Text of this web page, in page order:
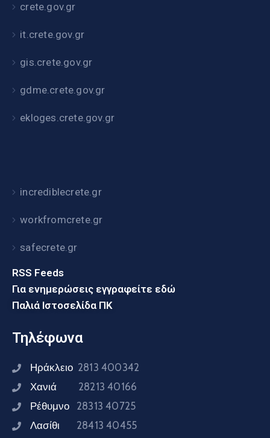
crete.gov.gr
it.crete.gov.gr
gis.crete.gov.gr
gdme.crete.gov.gr
ekloges.crete.gov.gr
incrediblecrete.gr
workfromcrete.gr
safecrete.gr
RSS Feeds
Για ενημερώσεις εγγραφείτε εδώ
Παλιά Ιστοσελίδα ΠΚ
Τηλέφωνα
Ηράκλειο 2813 400342
Χανιά 28213 40166
Ρέθυμνο 28313 40725
Λασίθι 28413 40455